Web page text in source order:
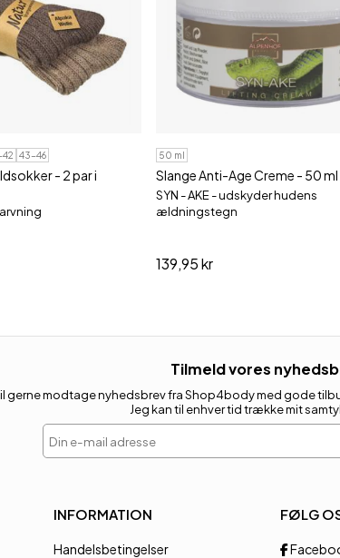
42 43-46
- 2 par i
50 ml
Slange Anti-Age Creme - 50 ml
SYN - AKE - udskyder hudens
ældningstegn
139,95 kr
Tilmeld vores
gerne modtage nyhedsbrev fra Shop4body med gode
Jeg kan til enhver tid trække mit
Din e-mail adresse
INFORMATION
Handelsbetingelser
FØLG